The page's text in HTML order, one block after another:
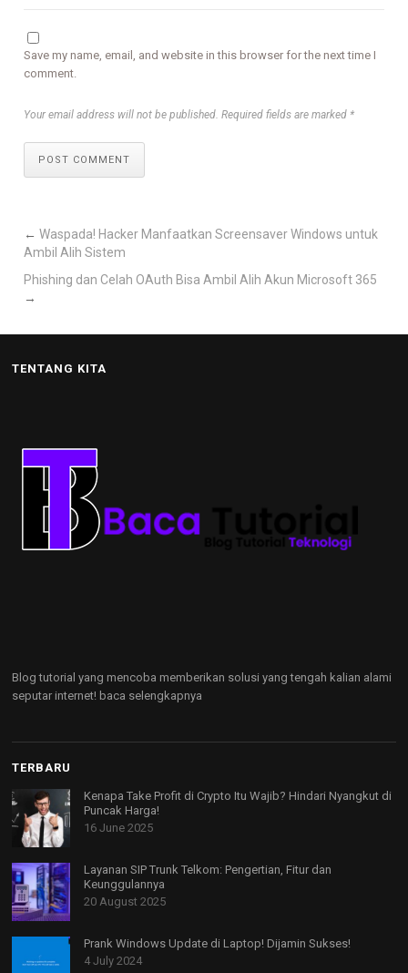
Save my name, email, and website in this browser for the next time I
comment.
Your email address will not be published. Required fields are marked *
POST COMMENT
←Waspada! Hacker Manfaatkan Screensaver Windows untuk
Ambil Alih Sistem
Phishing dan Celah OAuth Bisa Ambil Alih Akun Microsoft 365
→
TENTANG KITA
Blog tutorial yang mencoba memberikan solusi yang tengah kalian alami
seputar internet! baca selengkapnya
TERBARU
Kenapa Take Profit di Crypto Itu Wajib? Hindari Nyangkut di
Puncak Harga!
16 June 2025
Layanan SIP Trunk Telkom: Pengertian, Fitur dan
Keunggulannya
20 August 2025
Prank Windows Update di Laptop! Dijamin Sukses!
4 July 2024